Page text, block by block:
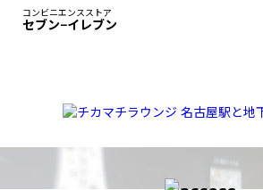
コンビニエンスストア
セブン−イレブン